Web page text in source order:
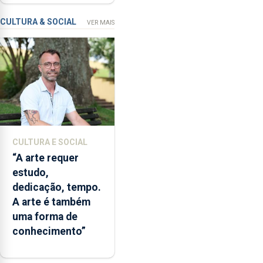
dados
recolhidos
em
tempo
quase
real
e
simular
diferentes
ambientais,
numa
ferramenta
que
poderá
apoiar
a
das
nos Açores
CULTURA & SOCIAL VER MAIS
CULTURA E SOCIAL
“A arte requer
estudo,
dedicação, tempo.
A arte é também
uma forma de
conhecimento”